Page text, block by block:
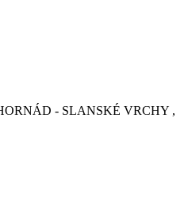
- SLANSKÉ VRCHY ,